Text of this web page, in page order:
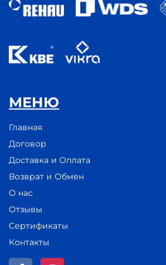
МЕНЮ
Главная
Договор
Доставка и Оплата
Возврат и Обмен
О нас
Отзывы
Сертификаты
Контакты